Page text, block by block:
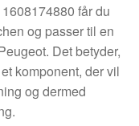
får du
og passer til en
Det betyder,
komponent, der vil
og dermed